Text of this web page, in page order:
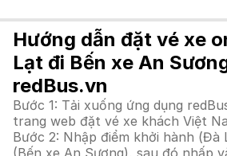
Hướng dẫn đặt vé xe
Lạt đi Bến xe An
redBus.vn
Bước 1: Tải xuống ứng dụng
trang web đặt vé xe khách Việt
Bước 2: Nhập điểm khởi hành (Đà
(Bến xe An Sương), sau đó nhấp